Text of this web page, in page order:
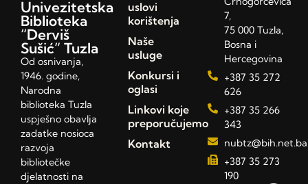
Univezitetska
Biblioteka
“Derviš
Sušić” Tuzla
Od osnivanja,
1946. godine,
Narodna
biblioteka Tuzla
uspješno obavlja
zadatke nosioca
razvoja
bibliotečke
djelatnosti na
uslovi
korištenja
Naše
usluge
Konkursi i
oglasi
Linkovi koje
preporučujemo
Kontakt
7,
75 000 Tuzla,
Bosna i
Hercegovina
+387 35 272
626
+387 35 266
343
nubtz@bih.net.ba
+387 35 273
190